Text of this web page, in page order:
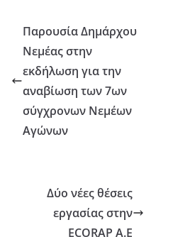
Παρουσία Δημάρχου
Νεμέας στην
εκδήλωση για την
αναβίωση των 7ων
σύγχρονων Νεμέων
Αγώνων
Δύο νέες θέσεις
εργασίας στην
ECORAP Α.Ε